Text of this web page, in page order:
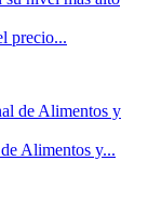
precio...
Alimentos y...